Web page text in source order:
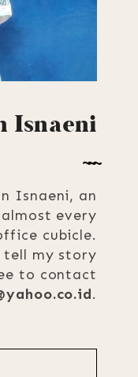
Isnaeni
Isnaeni, an
every
cubicle.
tell my story
to contact
.